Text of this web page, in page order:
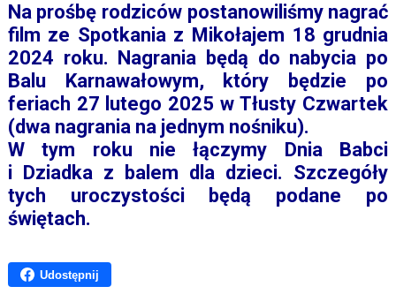
Na prośbę rodziców postanowiliśmy nagrać
film ze Spotkania z Mikołajem 18 grudnia
2024 roku. Nagrania będą do nabycia po
Balu Karnawałowym, który będzie po
feriach 27 lutego 2025 w Tłusty Czwartek
(dwa nagrania na jednym nośniku).
W tym roku nie łączymy Dnia Babci
i Dziadka z balem dla dzieci. Szczegóły
tych uroczystości będą podane po
świętach.
Udostępnij